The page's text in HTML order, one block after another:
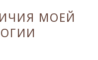
МОЕЙ